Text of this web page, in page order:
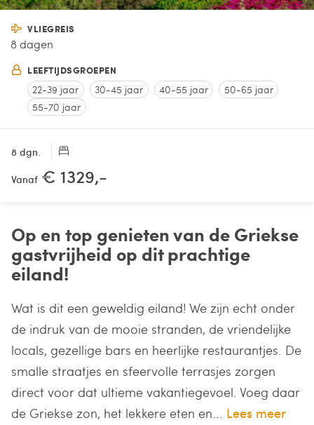
VLIEGREIS
8 dagen
LEEFTIJDSGROEPEN
22-39 jaar 30-45 jaar 40-55 jaar
50-65 jaar
55-70 jaar
8 dgn.
Vanaf € 1329,-
Op en top genieten van de Griekse
gastvrijheid op dit prachtige
eiland!
Wat is dit een geweldig eiland! We zijn echt onder
de indruk van de mooie stranden, de vriendelijke
locals, gezellige bars en heerlijke restaurantjes. De
smalle straatjes en sfeervolle terrasjes zorgen
direct voor dat ultieme vakantiegevoel. Voeg daar
de Griekse zon, het lekkere eten en... Lees meer